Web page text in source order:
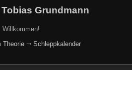
Grundmann
Willkommen!
Theorie 🠂 Schleppkalender